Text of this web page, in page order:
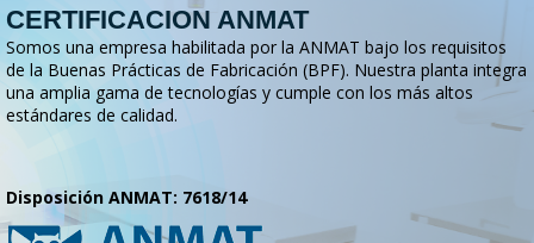
CERTIFICACION ANMAT
Somos una empresa habilitada por la ANMAT bajo los requisitos
de la Buenas Prácticas de Fabricación (BPF). Nuestra planta integra
una amplia gama de tecnologías y cumple con los más altos
estándares de calidad.
Disposición ANMAT: 7618/14